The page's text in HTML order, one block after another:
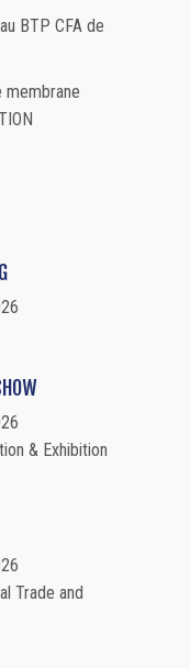
BTP CFA de
membrane
& Exhibition
Trade and